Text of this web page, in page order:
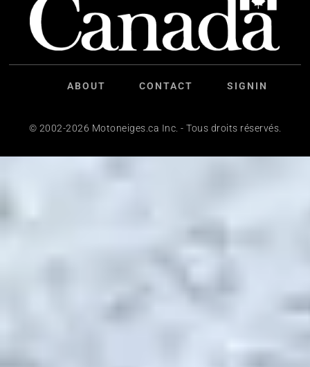
ABOUT CONTACT SIGNIN
© 2002-2026 Motoneiges.ca Inc. - Tous droits réservés.